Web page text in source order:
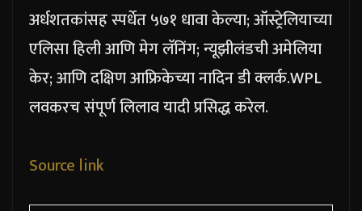
अर्धशतकांसह स्पर्धेत ५७१ धावा केल्या; ऑस्ट्रेलियाच्या
एलिसा हिली आणि मेग लॅनिंग; न्यूझीलंडची अमेलिया
केर; आणि दक्षिण आफ्रिकेच्या नादिन डी क्लर्क.WPL
लवकरच संपूर्ण लिलाव यादी प्रसिद्ध करेल.
Source link